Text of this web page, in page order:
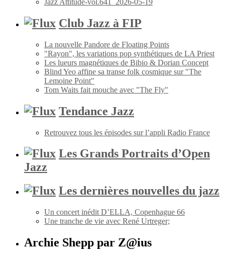
Jazz Attitude-vol.641_2026-05-19
Club Jazz à FIP
La nouvelle Pandore de Floating Points
"Rayon", les variations pop synthétiques de LA Priest
Les lueurs magnétiques de Bibio & Dorian Concept
Blind Yeo affine sa transe folk cosmique sur "The
Lemoine Point"
Tom Waits fait mouche avec "The Fly"
Tendance Jazz
Retrouvez tous les épisodes sur l’appli Radio France
Les Grands Portraits d’Open
Jazz
Les dernières nouvelles du jazz
Un concert inédit D’ELLA, Copenhague 66
Une tranche de vie avec René Urtreger;
Archie Shepp par Z@ius